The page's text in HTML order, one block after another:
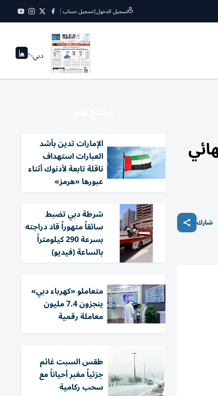
تسجيل الدخول|تسجيل حساب
دبي--°
شارك
الإمارات تدين بأشد
العبارات استهداف
ناقلة تابعة لأدنوك أثناء
عبورها «هرمز»
شرطة دبي تضبط
سائقاً متهوراً قاد دراجته
بسرعة 290 كيلومتراً
بالساعة (فيديو)
متعاملو «كهرباء دبي»
ينجزون 7.4 مليون
معاملة رقمية
طقس السبت غائم
جزئياً مغبر أحياناً مع
سحب ركامية